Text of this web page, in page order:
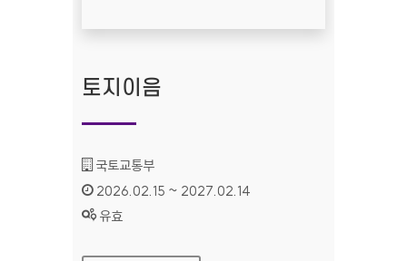
토지이음
기관명 :
국토교통부
인증기간 :
2026.02.15 ~ 2027.02.14
상태 :
유효